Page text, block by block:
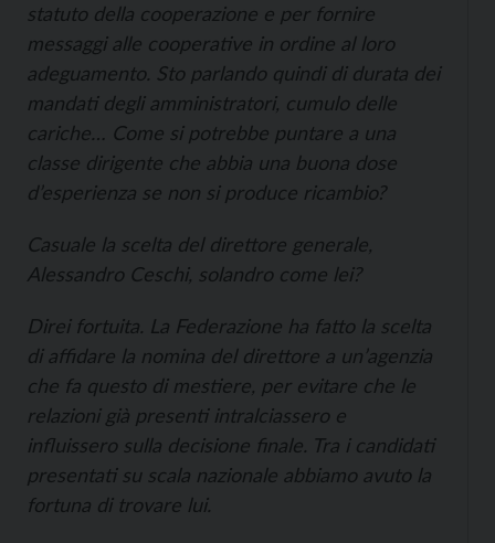
statuto della cooperazione e per fornire
messaggi alle cooperative in ordine al loro
adeguamento. Sto parlando quindi di durata dei
mandati degli amministratori, cumulo delle
cariche… Come si potrebbe puntare a una
classe dirigente che abbia una buona dose
d’esperienza se non si produce ricambio?
Casuale la scelta del direttore generale,
Alessandro Ceschi, solandro come lei?
Direi fortuita. La Federazione ha fatto la scelta
di affidare la nomina del direttore a un’agenzia
che fa questo di mestiere, per evitare che le
relazioni già presenti intralciassero e
influissero sulla decisione finale. Tra i candidati
presentati su scala nazionale abbiamo avuto la
fortuna di trovare lui.